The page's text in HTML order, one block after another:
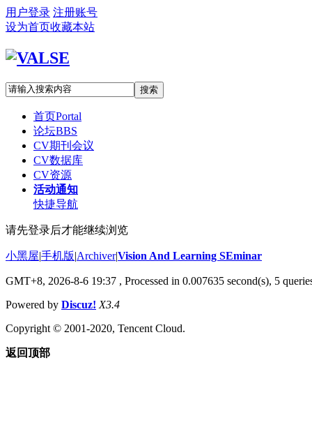
用户登录 注册账号
设为首页收藏本站
搜索
首页Portal
论坛BBS
CV期刊会议
CV数据库
CV资源
活动通知
快捷导航
请先登录后才能继续浏览
小黑屋|手机版|Archiver|Vision And Learning SEminar
GMT+8, 2026-8-6 19:37 , Processed in 0.007635 second(s), 5
Powered by Discuz! X3.4
Copyright © 2001-2020, Tencent Cloud.
返回顶部